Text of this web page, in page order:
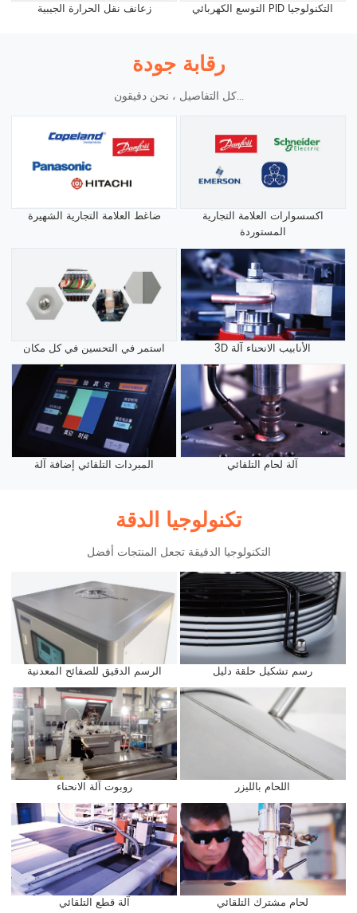
زعانف نقل الحرارة الجيبية التوسع الكهربائي PID التكنولوجيا
رقابة جودة
كل التفاصيل ، نحن دقيقون...
ضاغط العلامة التجارية الشهيرة
اكسسوارات العلامة التجارية
المستوردة
استمر في التحسين في كل مكان 3D الأنابيب الانحناء آلة
المبردات التلقائي إضافة آلة آلة لحام التلقائي
تكنولوجيا الدقة
التكنولوجيا الدقيقة تجعل المنتجات أفضل
الرسم الدقيق للصفائح المعدنية رسم تشكيل حلقة دليل
روبوت آلة الانحناء اللحام بالليزر
آلة قطع التلقائي لحام مشترك التلقائي